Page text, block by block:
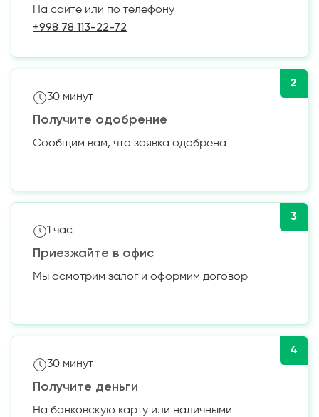
На сайте или по телефону
+998 78 113-22-72
2
30 минут
Получите одобрение
Сообщим вам, что заявка одобрена
3
1 час
Приезжайте в офис
Мы осмотрим залог и оформим договор
4
30 минут
Получите деньги
На банковскую карту или наличными